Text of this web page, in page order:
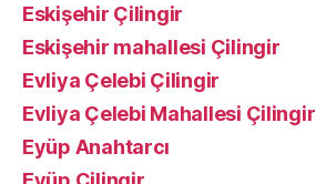
Eskişehir Çilingir
Eskişehir mahallesi Çilingir
Evliya Çelebi Çilingir
Evliya Çelebi Mahallesi Çilingir
Eyüp Anahtarcı